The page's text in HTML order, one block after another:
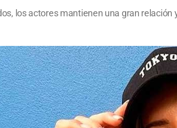
los actores mantienen una gran